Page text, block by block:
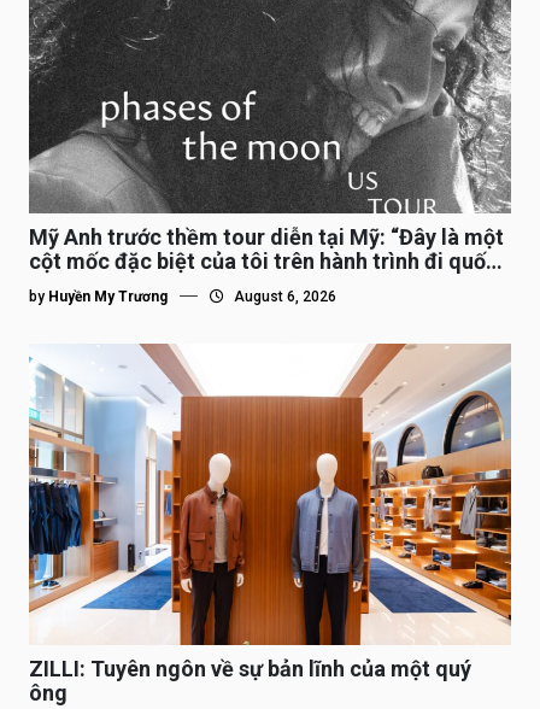
Mỹ Anh trước thềm tour diễn tại Mỹ: “Đây là một
cột mốc đặc biệt của tôi trên hành trình đi quốc
tế”
by Huyền My Trương August 6, 2026
ZILLI: Tuyên ngôn về sự bản lĩnh của một quý
ông